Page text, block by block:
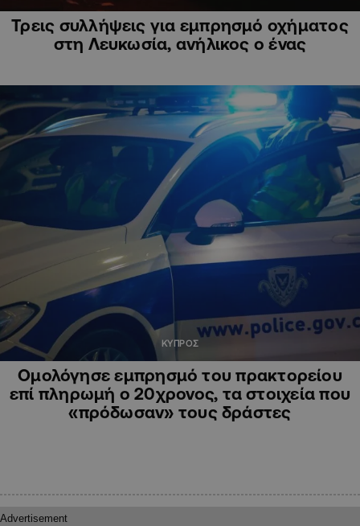
Τρεις συλλήψεις για εμπρησμό οχήματος
στη Λευκωσία, ανήλικος ο ένας
ΚΥΠΡΟΣ
Ομολόγησε εμπρησμό του πρακτορείου
επί πληρωμή ο 20χρονος, τα στοιχεία που
«πρόδωσαν» τους δράστες